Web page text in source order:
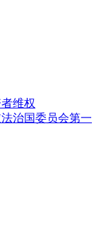
维权
治国委员会第一